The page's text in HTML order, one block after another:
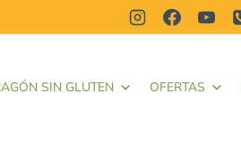
SIN GLUTEN OFERTAS